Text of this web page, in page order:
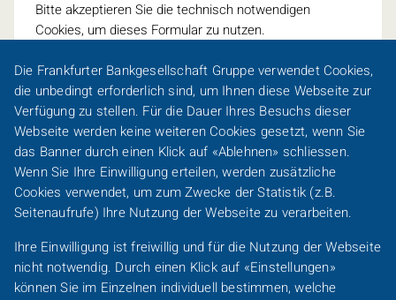
Die Frankfurter Bankgesellschaft Gruppe verwendet Cookies,
die unbedingt erforderlich sind, um Ihnen diese Webseite zur
Verfügung zu stellen. Für die Dauer Ihres Besuchs dieser
Webseite werden keine weiteren Cookies gesetzt, wenn Sie
das Banner durch einen Klick auf «Ablehnen» schliessen.
Wenn Sie Ihre Einwilligung erteilen, werden zusätzliche
Cookies verwendet, um zum Zwecke der Statistik (z.B.
Seitenaufrufe) Ihre Nutzung der Webseite zu verarbeiten.
Ihre Einwilligung ist freiwillig und für die Nutzung der Webseite
nicht notwendig. Durch einen Klick auf «Einstellungen»
können Sie im Einzelnen individuell bestimmen, welche
Bitte akzeptieren Sie die technisch notwendigen
Cookies, um dieses Formular zu nutzen.
Eine Spur persönlicher
Footer-
Line-
DACH
/
FO
Karriere Presse Sitemap Barrierefreiheit
Kundeninformationen Impressum Datenschutz
Footer-